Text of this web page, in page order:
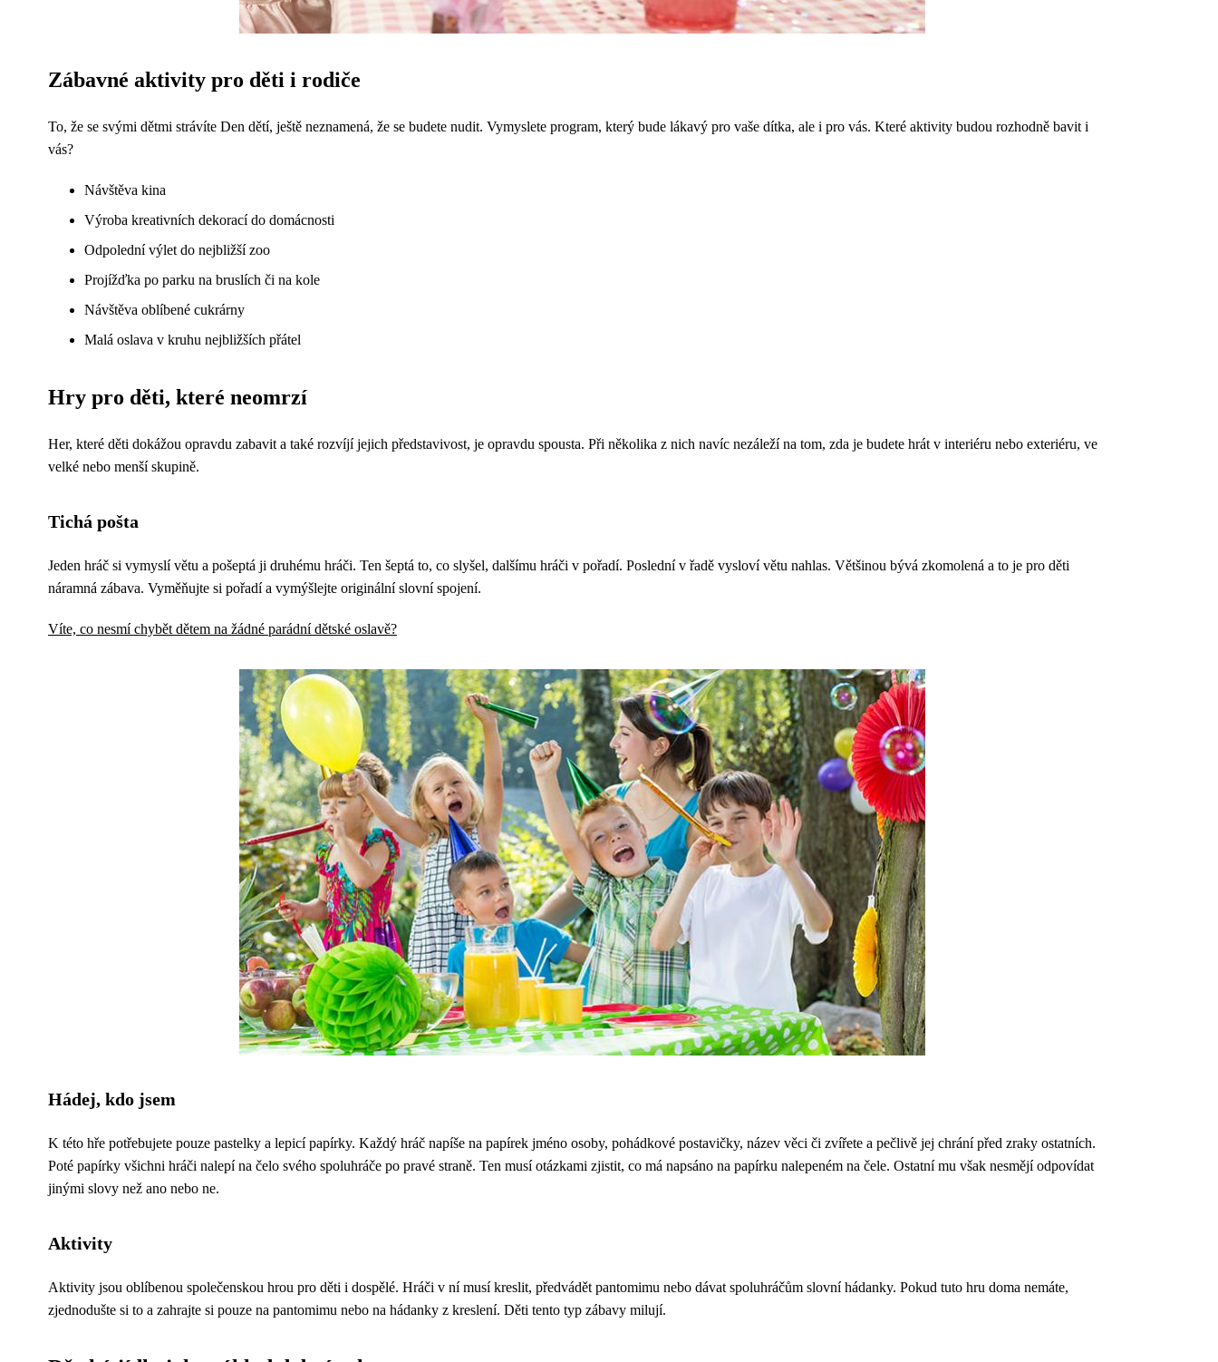
Zábavné aktivity pro děti i rodiče
To, že se svými dětmi strávíte Den dětí, ještě neznamená, že se budete nudit. Vymyslete program, který bude lákavý pro vaše dítka, ale i pro vás. Které aktivity budou rozhodně bavit i
vás?
Návštěva kina
Výroba kreativních dekorací do domácnosti
Odpolední výlet do nejbližší zoo
Projížďka po parku na bruslích či na kole
Návštěva oblíbené cukrárny
Malá oslava v kruhu nejbližších přátel
Hry pro děti, které neomrzí
Her, které děti dokážou opravdu zabavit a také rozvíjí jejich představivost, je opravdu spousta. Při několika z nich navíc nezáleží na tom, zda je budete hrát v interiéru nebo exteriéru, ve
velké nebo menší skupině.
Tichá pošta
Jeden hráč si vymyslí větu a pošeptá ji druhému hráči. Ten šeptá to, co slyšel, dalšímu hráči v pořadí. Poslední v řadě vysloví větu nahlas. Většinou bývá zkomolená a to je pro děti
náramná zábava. Vyměňujte si pořadí a vymýšlejte originální slovní spojení.
Víte, co nesmí chybět dětem na žádné parádní dětské oslavě?
Hádej, kdo jsem
K této hře potřebujete pouze pastelky a lepicí papírky. Každý hráč napíše na papírek jméno osoby, pohádkové postavičky, název věci či zvířete a pečlivě jej chrání před zraky ostatních.
Poté papírky všichni hráči nalepí na čelo svého spoluhráče po pravé straně. Ten musí otázkami zjistit, co má napsáno na papírku nalepeném na čele. Ostatní mu však nesmějí odpovídat
jinými slovy než ano nebo ne.
Aktivity
Aktivity jsou oblíbenou společenskou hrou pro děti i dospělé. Hráči v ní musí kreslit, předvádět pantomimu nebo dávat spoluhráčům slovní hádanky. Pokud tuto hru doma nemáte,
zjednodušte si to a zahrajte si pouze na pantomimu nebo na hádanky z kreslení. Děti tento typ zábavy milují.